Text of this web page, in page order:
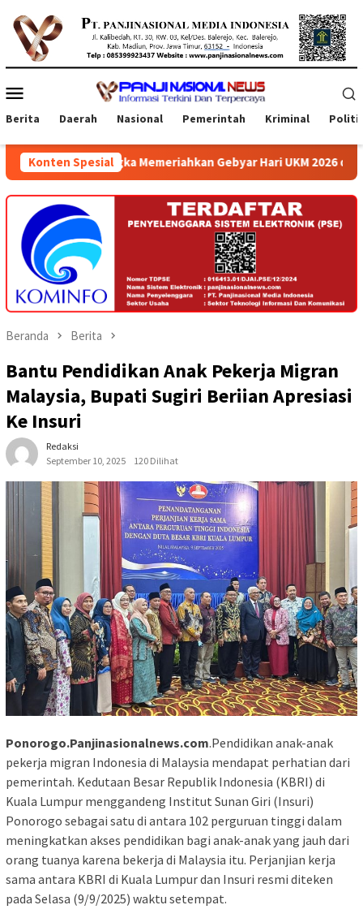
konten
Mobile
Berita Daerah Nasional Pemerintah Kriminal
Konten Spesial
Memeriahkan Gebyar Hari UKM 2026 di Atrium Ambarrukmo
Beranda Berita
Bantu Pendidikan Anak Pekerja Migran
Malaysia, Bupati Sugiri Beriian Apresiasi
Ke Insuri
Redaksi
September 10, 2025
120 Dilihat
Ponorogo.Panjinasionalnews.com.Pendidikan anak-anak
pekerja migran Indonesia di Malaysia mendapat perhatian dari
pemerintah. Kedutaan Besar Republik Indonesia (KBRI) di
Kuala Lumpur menggandeng Institut Sunan Giri (Insuri)
Ponorogo sebagai satu di antara 102 perguruan tinggi dalam
meningkatkan akses pendidikan bagi anak-anak yang jauh dari
orang tuanya karena bekerja di Malaysia itu. Perjanjian kerja
sama antara KBRI di Kuala Lumpur dan Insuri resmi diteken
pada Selasa (9/9/2025) waktu setempat.